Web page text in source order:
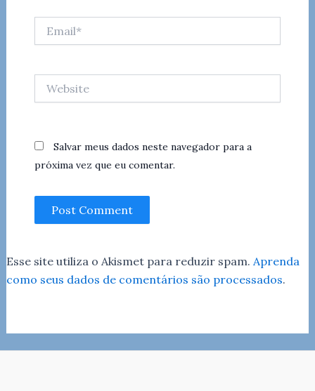
Salvar meus dados neste navegador para a
próxima vez que eu comentar.
Esse site utiliza o Akismet para reduzir spam. Aprenda
como seus dados de comentários são processados.